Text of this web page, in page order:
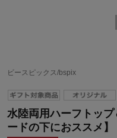
ビースピックス/bspix
水陸両用ハーフトッ
ードの下におススメ】